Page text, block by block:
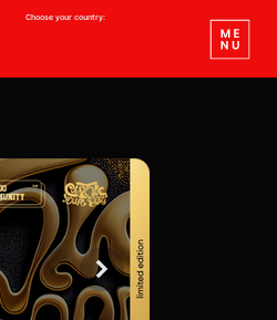
Choose your country: